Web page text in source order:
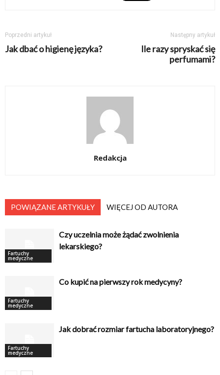
Poprzedni artykuł
Jak dbać o higienę języka?
Następny artykuł
Ile razy spryskać się
perfumami?
Redakcja
POWIĄZANE ARTYKUŁY WIĘCEJ OD AUTORA
Fartuchy
medyczne
Czy uczelnia może żądać zwolnienia
lekarskiego?
Fartuchy
medyczne
Co kupić na pierwszy rok medycyny?
Fartuchy
medyczne
Jak dobrać rozmiar fartucha laboratoryjnego?